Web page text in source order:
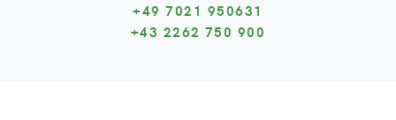
+49 7021 950631
+43 2262 750 900